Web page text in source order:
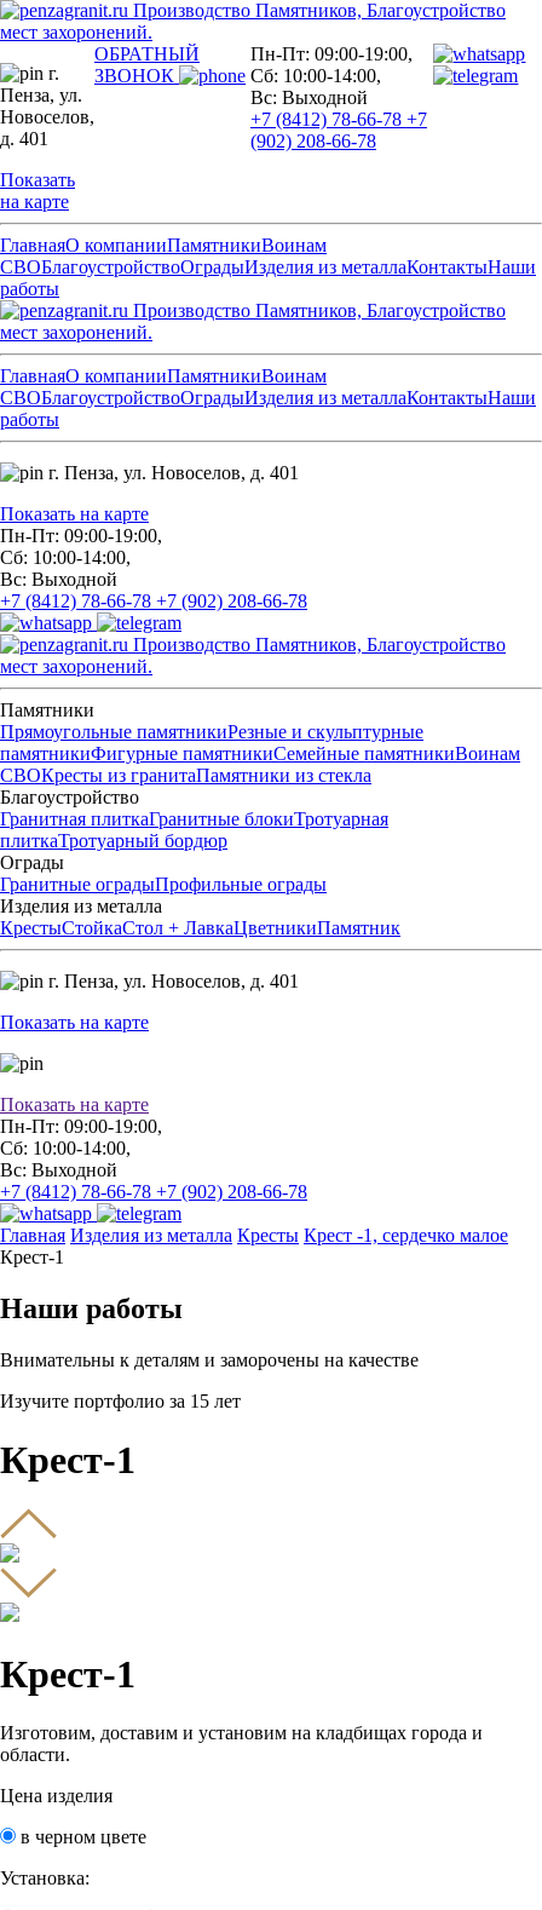
Производство Памятников, Благоустройство
мест захоронений.
г.
Пенза, ул.
Новоселов,
д. 401
Показать
на карте
ОБРАТНЫЙ
ЗВОНОК
Пн-Пт: 09:00-19:00,
Сб: 10:00-14:00,
Вс: Выходной
+7 (8412) 78-66-78 +7
(902) 208-66-78
ГлавнаяО компанииПамятникиВоинам
СВОБлагоустройствоОградыИзделия из металлаКонтактыНаши
работы
Производство Памятников, Благоустройство
мест захоронений.
ГлавнаяО компанииПамятникиВоинам
СВОБлагоустройствоОградыИзделия из металлаКонтактыНаши
работы
г. Пенза, ул. Новоселов, д. 401
Показать на карте
Пн-Пт: 09:00-19:00,
Сб: 10:00-14:00,
Вс: Выходной
+7 (8412) 78-66-78 +7 (902) 208-66-78
Производство Памятников, Благоустройство
мест захоронений.
Памятники
Прямоугольные памятникиРезные и скульптурные
памятникиФигурные памятникиСемейные памятникиВоинам
СВОКресты из гранитаПамятники из стекла
Благоустройство
Гранитная плиткаГранитные блокиТротуарная
плиткаТротуарный бордюр
Ограды
Гранитные оградыПрофильные ограды
Изделия из металла
КрестыСтойкаСтол + ЛавкаЦветникиПамятник
г. Пенза, ул. Новоселов, д. 401
Показать на карте
Показать на карте
Пн-Пт: 09:00-19:00,
Сб: 10:00-14:00,
Вс: Выходной
+7 (8412) 78-66-78 +7 (902) 208-66-78
Главная Изделия из металла Кресты Крест -1, сердечко малое
Крест-1
Наши работы
Внимательны к деталям и заморочены на качестве
Изучите портфолио за 15 лет
Крест-1
Крест-1
Изготовим, доставим и установим на кладбищах города и
области.
Цена изделия
в черном цвете
Установка: